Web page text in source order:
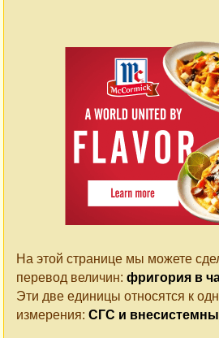
На этой странице мы можете
перевод величин: фригория в
Эти две единицы относятся к
измерения: СГС и